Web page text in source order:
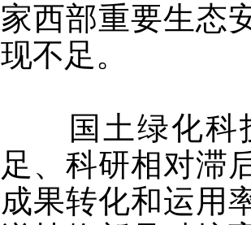
家西部重要生态
现不足。
国土绿化科技
足、科研相对滞
成果转化和运用